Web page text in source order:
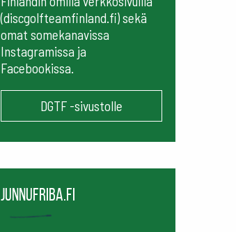
(discgolfteamfinland.fi) sekä
omat somekanavissa
Instagramissa ja
Facebookissa.
DGTF -sivustolle
Junnufriba.fi